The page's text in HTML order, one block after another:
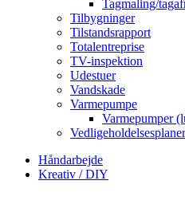
Tagmaling/
Tilbygninger
Tilstandsrapport
Totalentreprise
TV-inspektion
Udestuer
Vandskade
Varmepumpe
Varmepumper
Vedligeholdelsesplaner
Håndarbejde
Kreativ / DIY